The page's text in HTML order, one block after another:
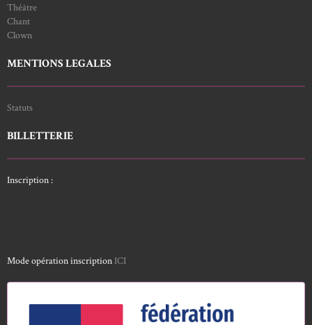
Théâtre
Chant
Clown
MENTIONS LEGALES
Statuts
BILLETTERIE
Inscription :
Mode opération inscription ICI